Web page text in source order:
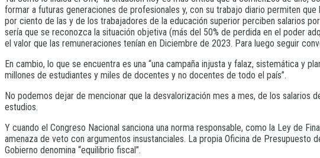
formar a futuras generaciones de profesionales y, con su trabajo diario permiten
por ciento de las y de los trabajadores de la educación superior perciben salarios
sería que se reconozca la situación objetiva (más del 50% de perdida en el poder
el valor que las remuneraciones tenían en Diciembre de 2023. Para luego seguir
En cambio, lo que se encuentra es una “una campaña injusta y falaz, sistemática
millones de estudiantes y miles de docentes y no docentes de todo el país”.
No podemos dejar de mencionar que la desvalorización mes a mes, de los salarios
estudios.
Y cuando el Congreso Nacional sanciona una norma responsable, como la Ley de
amenaza de veto con argumentos insustanciales. La propia Oficina de Presupuesto
Gobierno denomina “equilibrio fiscal”.